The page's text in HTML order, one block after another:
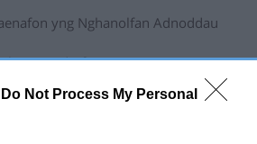
Do Not Process My Personal
yng Nghanolfan Adnoddau
22 Hydref
y-pŵl yn y Caffi Atgyweirio